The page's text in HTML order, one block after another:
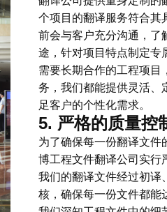
个项目的翻译服务符合其
前会与客户充分沟通，了
途，针对项目特点制定专
需要长期合作的工程项目
务，我们都能提供灵活、
足客户的个性化需求。
5. 严格的质量控
为了确保每一份翻译文件
博工程文件翻译公司实行
我们的翻译文件经过初译
核，确保每一份文件都能